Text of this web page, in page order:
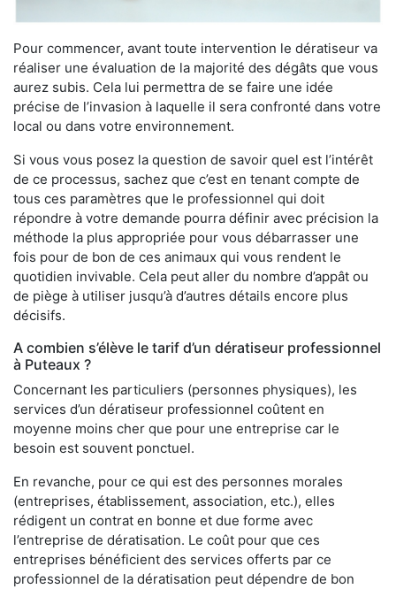
Pour commencer, avant toute intervention le dératiseur va
réaliser une évaluation de la majorité des dégâts que vous
aurez subis. Cela lui permettra de se faire une idée
précise de l’invasion à laquelle il sera confronté dans votre
local ou dans votre environnement.
Si vous vous posez la question de savoir quel est l’intérêt
de ce processus, sachez que c’est en tenant compte de
tous ces paramètres que le professionnel qui doit
répondre à votre demande pourra définir avec précision la
méthode la plus appropriée pour vous débarrasser une
fois pour de bon de ces animaux qui vous rendent le
quotidien invivable. Cela peut aller du nombre d’appât ou
de piège à utiliser jusqu’à d’autres détails encore plus
décisifs.
A combien s’élève le tarif d’un dératiseur professionnel
à Puteaux ?
Concernant les particuliers (personnes physiques), les
services d’un dératiseur professionnel coûtent en
moyenne moins cher que pour une entreprise car le
besoin est souvent ponctuel.
En revanche, pour ce qui est des personnes morales
(entreprises, établissement, association, etc.), elles
rédigent un contrat en bonne et due forme avec
l’entreprise de dératisation. Le coût pour que ces
entreprises bénéficient des services offerts par ce
professionnel de la dératisation peut dépendre de bon